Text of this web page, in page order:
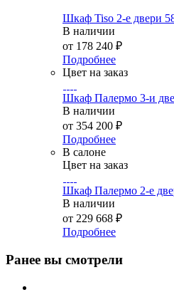
Шкаф Tiso 2-е двери
В наличии
от 178 240 ₽
Подробнее
Цвет на заказ
Шкаф Палермо 3-и
В наличии
от 354 200 ₽
Подробнее
В салоне
Цвет на заказ
Шкаф Палермо 2-е
В наличии
от 229 668 ₽
Подробнее
Ранее вы смотрели